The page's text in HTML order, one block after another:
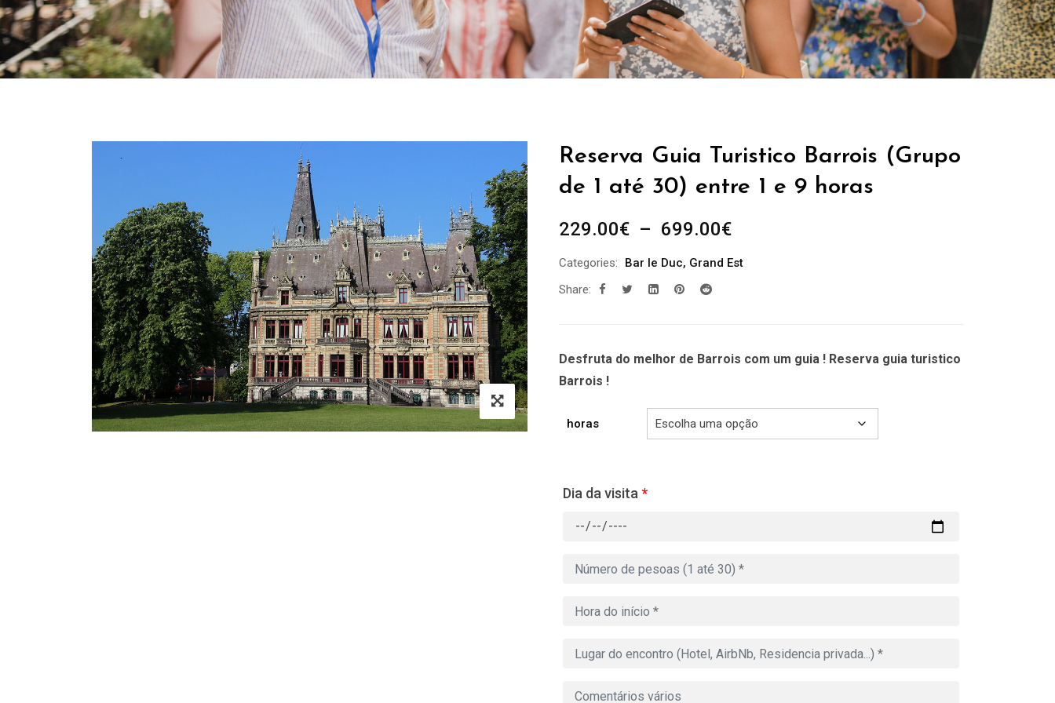
Reserva Guia Turistico Barrois (Grupo
de 1 até 30) entre 1 e 9 horas
229.00€ – 699.00€Plage
prix :
Categories: Bar le Duc, Grand Est
Share:
Desfruta do melhor de Barrois com um guia ! Reserva guia turistico
Barrois !
horas
Dia da visita *